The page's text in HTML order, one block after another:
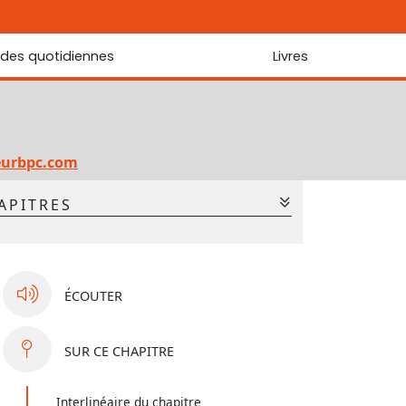
quotidiennes Livres
16 17 18
ÉCOUTER
SUR CE CHAPITRE
Interlinéaire du chapitre